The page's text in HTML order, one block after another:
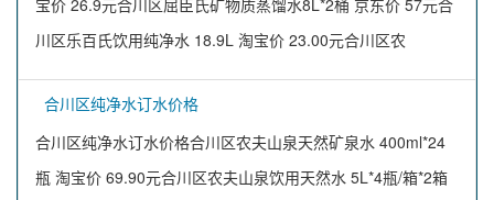
宝价 26.9元合川区屈臣氏矿物质蒸馏水8L*2桶 京东价 57元合
川区乐百氏饮用纯净水 18.9L 淘宝价 23.00元合川区农
合川区纯净水订水价格
合川区纯净水订水价格合川区农夫山泉天然矿泉水 400ml*24
瓶 淘宝价 69.90元合川区农夫山泉饮用天然水 5L*4瓶/箱*2箱